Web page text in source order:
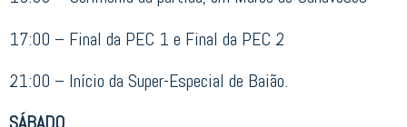
17:00 – Final da PEC 1 e Final da PEC 2
21:00 – Início da Super-Especial de Baião.